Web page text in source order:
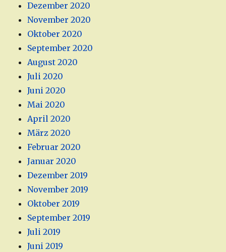
Dezember 2020
November 2020
Oktober 2020
September 2020
August 2020
Juli 2020
Juni 2020
Mai 2020
April 2020
März 2020
Februar 2020
Januar 2020
Dezember 2019
November 2019
Oktober 2019
September 2019
Juli 2019
Juni 2019